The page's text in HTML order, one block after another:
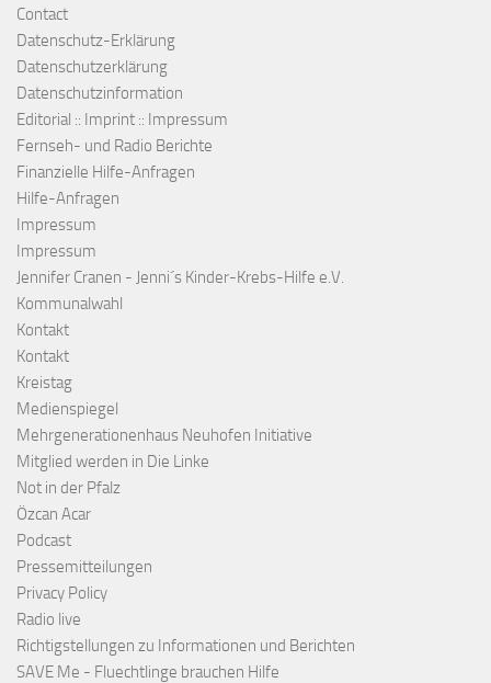
Contact
Datenschutz-Erklärung
Datenschutzerklärung
Datenschutzinformation
Editorial :: Imprint :: Impressum
Fernseh- und Radio Berichte
Finanzielle Hilfe-Anfragen
Hilfe-Anfragen
Impressum
Impressum
Jennifer Cranen - Jenni´s Kinder-Krebs-Hilfe e.V.
Kommunalwahl
Kontakt
Kontakt
Kreistag
Medienspiegel
Mehrgenerationenhaus Neuhofen Initiative
Mitglied werden in Die Linke
Not in der Pfalz
Özcan Acar
Podcast
Pressemitteilungen
Privacy Policy
Radio live
Richtigstellungen zu Informationen und Berichten
SAVE Me - Fluechtlinge brauchen Hilfe